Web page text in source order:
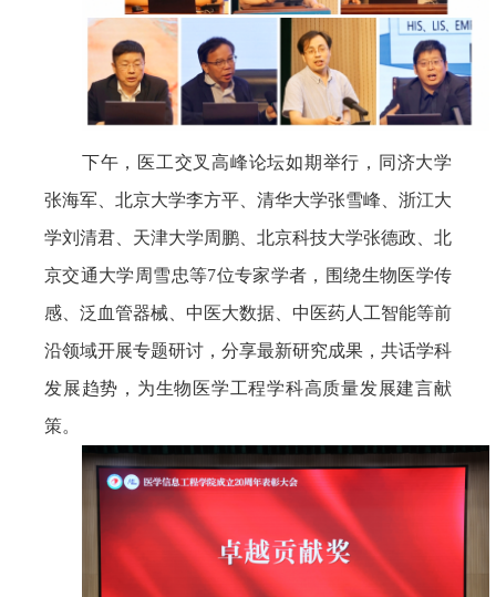
下午，医工交叉高峰论坛如期举行，同济大学
张海军、北京大学李方平、清华大学张雪峰、浙江大
学刘清君、天津大学周鹏、北京科技大学张德政、北
京交通大学周雪忠等7位专家学者，围绕生物医学传
感、泛血管器械、中医大数据、中医药人工智能等前
沿领域开展专题研讨，分享最新研究成果，共话学科
发展趋势，为生物医学工程学科高质量发展建言献
策。